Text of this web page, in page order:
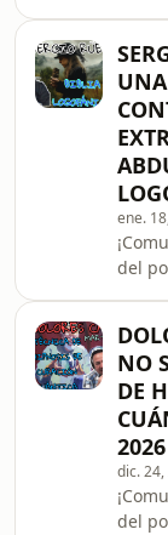
la
los
nos
ene.
del
lo
tuvo
con
NO
DE
2026
dic.
del